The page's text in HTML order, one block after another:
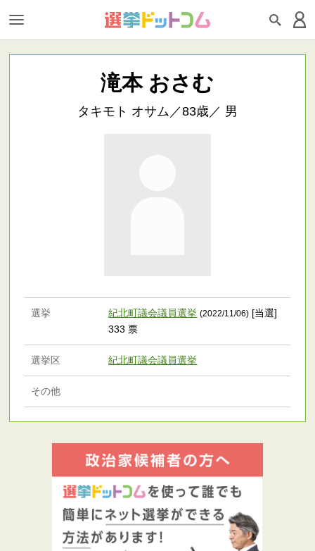
滝本 おさむ
タキモト オサム／83歳／ 男
選挙 紀北町議会議員選挙 (2022/11/06) [当選]
333 票
選挙区 紀北町議会議員選挙
その他